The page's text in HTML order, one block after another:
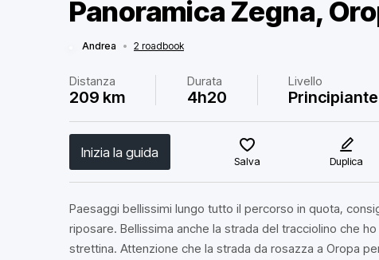
Panoramica Zegna,
Andrea • 2 roadbook
Distanza
209 km
Durata
4h20
Livello
Principiante
Inizia la guida
Salva Duplica
Paesaggi bellissimi lungo tutto il percorso in quota,
riposare. Bellissima anche la strada del tracciolino che
strettina. Attenzione che la strada da rosazza a Oropa